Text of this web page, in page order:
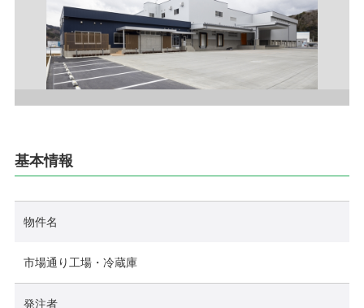
社員行動規範
ご利用規約
基本情報
物件名
市場通り工場・冷蔵庫
発注者